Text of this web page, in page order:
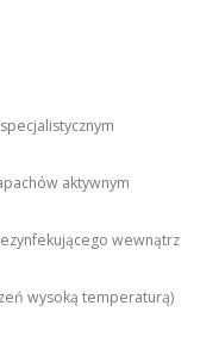
aktywnym
wewnątrz
wysoką temperaturą)